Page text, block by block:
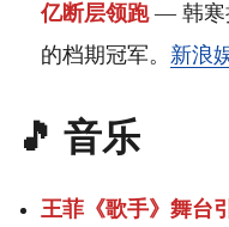
亿断层领跑— 韩寒
的档期冠军。 新浪
🎵 音乐
王菲《歌手》舞台